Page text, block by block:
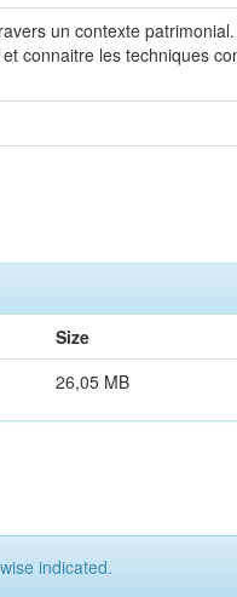
un contexte
connaitre les techniques
Size
26,05 MB
indicated.